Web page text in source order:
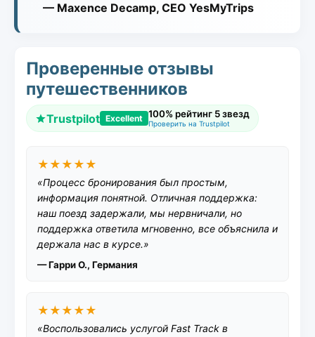
— Maxence Decamp, CEO YesMyTrips
Проверенные отзывы
путешественников
Trustpilot Excellent 100% рейтинг 5 звезд
Проверить на Trustpilot
★★★★★
«Процесс бронирования был простым,
информация понятной. Отличная поддержка:
наш поезд задержали, мы нервничали, но
поддержка ответила мгновенно, все объяснила и
держала нас в курсе.»
— Гарри О., Германия
★★★★★
«Воспользовались услугой Fast Track в